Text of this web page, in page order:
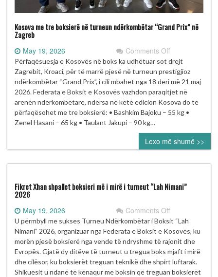
Kosova me tre boksierë në turneun ndërkombëtar “Grand Prix” në
Zagreb
May 19, 2026 Comments Offon
Kosova
me
tre
boksierë
në
turneun
“Grand
Prix”
në
Zagreb
Përfaqësuesja e Kosovës në boks ka udhëtuar sot drejt
Zagrebit, Kroaci, për të marrë pjesë në turneun prestigjioz
ndërkombëtar “Grand Prix”, i cili mbahet nga 18 deri më 21 maj
2026. Federata e Boksit e Kosovës vazhdon paraqitjet në
arenën ndërkombëtare, ndërsa në këtë edicion Kosova do të
përfaqësohet me tre boksierë: • Bashkim Bajoku – 55 kg •
Zenel Hasani – 65 kg • Taulant Jakupi – 90 kg…
Lexo më shumë >>
Fikret Xhan shpallet boksieri më i mirë i turneut “Lah Nimani”
2026
May 19, 2026 Comments Offon
Fikret
Xhan
shpallet
boksieri
më
i
U përmbyll me sukses Turneu Ndërkombëtar i Boksit “Lah
Nimani” 2026, organizuar nga Federata e Boksit e Kosovës, ku
morën pjesë boksierë nga vende të ndryshme të rajonit dhe
Evropës. Gjatë dy ditëve të turneut u tregua boks mjaft i mirë
dhe cilësor, ku boksierët treguan teknikë dhe shpirt luftarak.
Shikuesit u ndanë të kënaqur me boksin që treguan boksierët